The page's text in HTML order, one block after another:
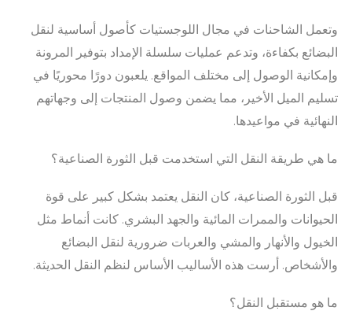
وتعمل الشاحنات في مجال اللوجستيات كأصول أساسية لنقل
البضائع بكفاءة، وتدعم عمليات سلسلة الإمداد بتوفير المرونة
وإمكانية الوصول إلى مختلف المواقع. يلعبون دورًا محوريًا في
تسليم الميل الأخير، مما يضمن وصول المنتجات إلى وجهاتهم
النهائية في مواعيدها.
ما هي طريقة النقل التي استخدمت قبل الثورة الصناعية؟
قبل الثورة الصناعية، كان النقل يعتمد بشكل كبير على قوة
الحيوانات والممرات المائية والجهد البشري. كانت أنماط مثل
الخيول والأنهار والمشي والعربات ضرورية لنقل البضائع
والأشخاص. أرست هذه الأساليب الأساس لنظم النقل الحديثة.
ما هو مستقبل النقل؟